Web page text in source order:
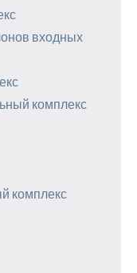
входных
комплекс
комплекс